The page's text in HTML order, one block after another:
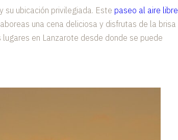
su ubicación privilegiada. Este paseo al aire libre
una cena deliciosa y disfrutas de la brisa
en Lanzarote desde donde se puede